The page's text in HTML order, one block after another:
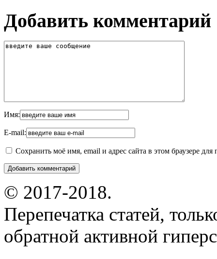
Добавить комментарий
Имя:
E-mail:
Сохранить моё имя, email и адрес сайта в этом браузере
© 2017-2018.
Перепечатка статей,
обратной активной